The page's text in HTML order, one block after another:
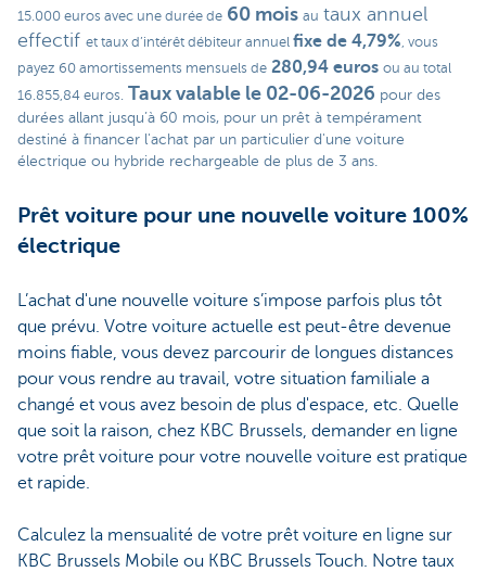
15.000 euros avec une durée de 60 mois au taux annuel
effectif et taux d’intérêt débiteur annuel fixe de 4,79% , vous
payez 60 amortissements mensuels de 280,94 euros ou au total
16.855,84 euros. Taux valable le 02-06-2026 pour des
durées allant jusqu’à 60 mois, pour un prêt à tempérament
destiné à financer l'achat par un particulier d'une voiture
électrique ou hybride rechargeable de plus de 3 ans.
Prêt voiture pour une nouvelle voiture 100%
électrique
L’achat d'une nouvelle voiture s’impose parfois plus tôt
que prévu. Votre voiture actuelle est peut-être devenue
moins fiable, vous devez parcourir de longues distances
pour vous rendre au travail, votre situation familiale a
changé et vous avez besoin de plus d'espace, etc. Quelle
que soit la raison, chez KBC Brussels, demander en ligne
votre prêt voiture pour votre nouvelle voiture est pratique
et rapide.
Calculez la mensualité de votre prêt voiture en ligne sur
KBC Brussels Mobile ou KBC Brussels Touch. Notre taux